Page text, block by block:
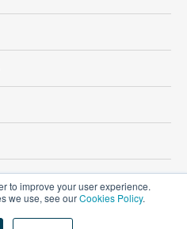
to improve your user experience.
we use, see ourCookies Policy.
All rights reserved.